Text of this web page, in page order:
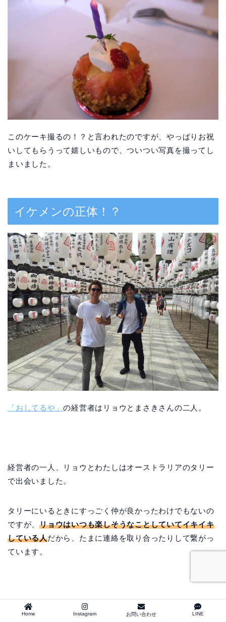
このケーキ撮るの！？と言われたのですが、やっぱりお祝
いしてもらうって嬉しいもので、ついつい写真を撮ってし
まいました。
イケメンの正体！？
「おしてるや」の経営者はリョウとまさきさんの二人。
経営者の一人、リョウとわたしはオーストラリアのタリー
で出会いました。
タリーにいるときにすっごく仲が良かったわけでもないの
ですが、リョウはいつも楽しそうなことしていてイキイキ
している人だから、たまに連絡を取り合ったりして繋がっ
ています。
明るくて話しやすいリョウが相方まさきさんと起ち上げた
Home Instagram お問い合わせ LINE